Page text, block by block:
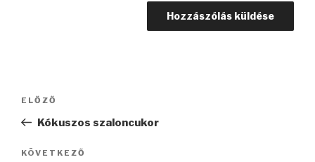
Bejegyzés
Korábbi
bejegyzés
ELŐZŐ
Kókuszos szaloncukor
Következő
KÖVETKEZŐ